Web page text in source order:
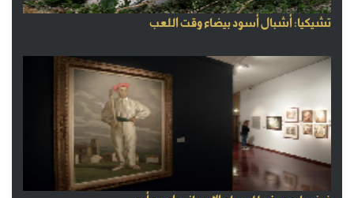
تشيكيا: أشبال أسود بيضاء وقت اللعب